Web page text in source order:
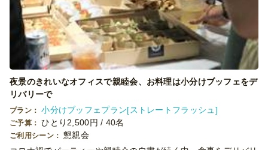
夜景のきれいなオフィスで親睦会、お料理は小分けブッフェをデ
リバリーで
プラン： 小分けブッフェプラン[ストレートフラッシュ]
ご予算： ひとり2,500円 / 40名
ご利用シーン： 懇親会